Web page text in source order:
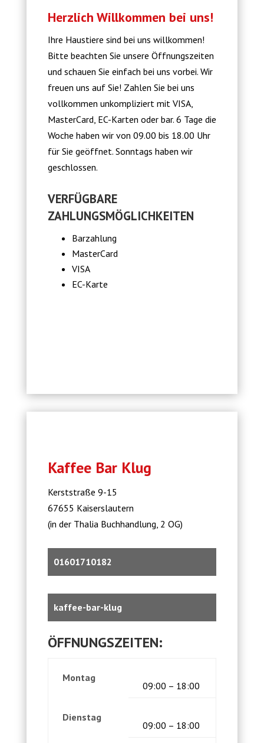
Herzlich Willkommen bei uns!
Ihre Haustiere sind bei uns willkommen!
Bitte beachten Sie unsere Öffnungszeiten
und schauen Sie einfach bei uns vorbei. Wir
freuen uns auf Sie! Zahlen Sie bei uns
vollkommen unkompliziert mit VISA,
MasterCard, EC-Karten oder bar. 6 Tage die
Woche haben wir von 09.00 bis 18.00 Uhr
für Sie geöffnet. Sonntags haben wir
geschlossen.
VERFÜGBARE
ZAHLUNGSMÖGLICHKEITEN
Barzahlung
MasterCard
VISA
EC-Karte
Kaffee Bar Klug
Kerststraße 9-15
67655 Kaiserslautern
(in der Thalia Buchhandlung, 2 OG)
01601710182
kaffee-bar-klug
ÖFFNUNGSZEITEN:
Montag
09:00 – 18:00
Dienstag
09:00 – 18:00